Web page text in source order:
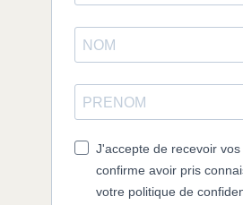
J'accepte de recevoir
confirme avoir pris
votre politique de